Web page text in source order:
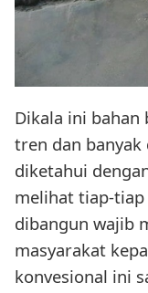
Dikala ini bahan
tren dan
diketahui
melihat tiap-tiap
dibangun wajib
masyarakat
konvesional ini